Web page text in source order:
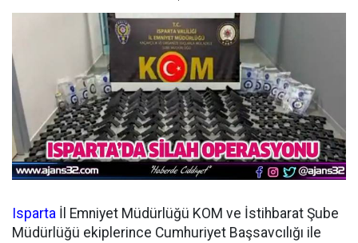
Isparta İl Emniyet Müdürlüğü KOM ve İstihbarat Şube
Müdürlüğü ekiplerince Cumhuriyet Başsavcılığı ile